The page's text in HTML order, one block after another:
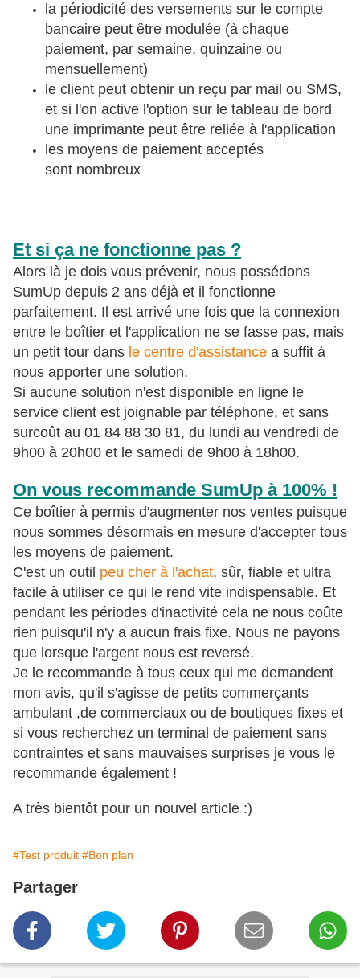
la périodicité des versements sur le compte
bancaire peut être modulée (à chaque
paiement, par semaine, quinzaine ou
mensuellement)
le client peut obtenir un reçu par mail ou SMS,
et si l'on active l'option sur le tableau de bord
une imprimante peut être reliée à l'application
les moyens de paiement acceptés
sont nombreux
Et si ça ne fonctionne pas ?
Alors là je dois vous prévenir, nous possédons
SumUp depuis 2 ans déjà et il fonctionne
parfaitement. Il est arrivé une fois que la connexion
entre le boîtier et l'application ne se fasse pas, mais
un petit tour dans le centre d'assistance a suffit à
nous apporter une solution.
Si aucune solution n'est disponible en ligne le
service client est joignable par téléphone, et sans
surcoût au 01 84 88 30 81, du lundi au vendredi de
9h00 à 20h00 et l e samedi de 9h00 à 18h00.
On vous recommande SumUp à 100% !
Ce boîtier à permis d'augmenter nos ventes puisque
nous sommes désormais en mesure d'accepter tous
les moyens de paiement.
C'est un outil peu cher à l'achat, sûr, fiable et ultra
facile à utiliser ce qui le rend vite indispensable. Et
pendant les périodes d'inactivité cela ne nous coûte
rien puisqu'il n'y a aucun frais fixe. Nous ne payons
que lorsque l'argent nous est reversé.
Je le recommande à tous ceux qui me demandent
mon avis, qu'il s'agisse de petits commerçants
ambulant ,de commerciaux ou de boutiques fixes et
si vous recherchez un terminal de paiement sans
contraintes et sans mauvaises surprises je vous le
recommande également !
A très bientôt pour un nouvel article :)
#Test produit #Bon plan
Partager